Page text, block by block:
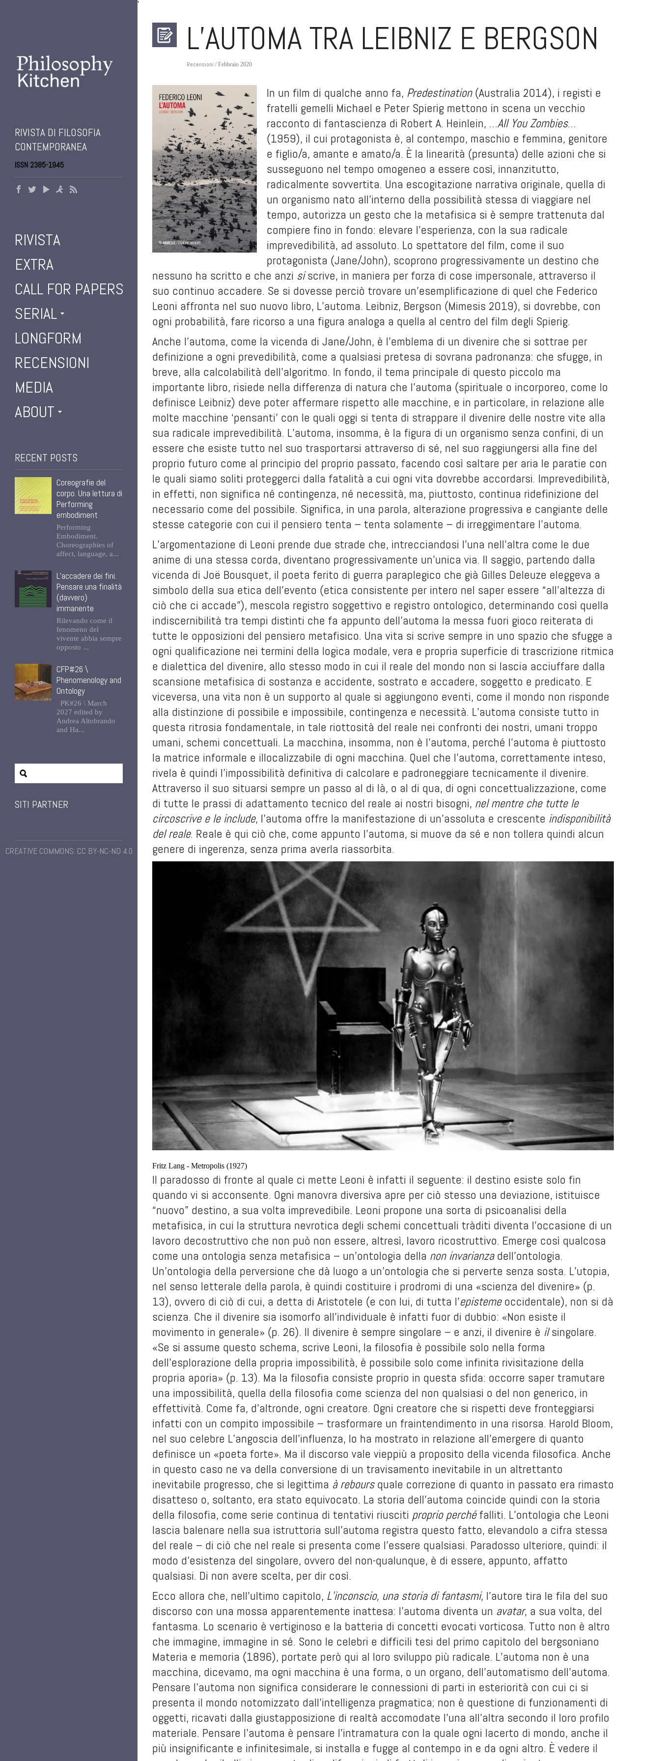
'
RIVISTA DI FILOSOFIA
CONTEMPORANEA
ISSN 2385-1945
RIVISTA
EXTRA
CALL FOR PAPERS
SERIAL
LONGFORM
RECENSIONI
MEDIA
ABOUT
RECENT POSTS
Coreografie del
corpo. Una lettura di
Performing
embodiment
Performing
Embodiment.
Choreographies of
affect, language, a...
L’accadere dei fini.
Pensare una finalità
(davvero)
immanente
Rilevando come il
fenomeno del
vivente abbia sempre
opposto ...
CFP#26 \
Phenomenology and
Ontology
PK#26 \ March
2027 edited by
Andrea Altobrando
and Ha...
SITI PARTNER
CREATIVE COMMONS: CC BY-NC-ND 4.0
L’AUTOMA TRA LEIBNIZ E BERGSON
Recensioni / Febbraio 2020
In un film di qualche anno fa, Predestination(Australia 2014), i registi e
fratelli gemelli Michael e Peter Spierig mettono in scena un vecchio
racconto di fantascienza di Robert A. Heinlein, …All You Zombies…
(1959), il cui protagonista è, al contempo, maschio e femmina, genitore
e figlio/a, amante e amato/a. È la linearità (presunta) delle azioni che si
susseguono nel tempo omogeneo a essere così, innanzitutto,
radicalmente sovvertita. Una escogitazione narrativa originale, quella di
un organismo nato all’interno della possibilità stessa di viaggiare nel
tempo, autorizza un gesto che la metafisica si è sempre trattenuta dal
compiere fino in fondo: elevare l’esperienza, con la sua radicale
imprevedibilità, ad assoluto. Lo spettatore del film, come il suo
protagonista (Jane/John), scoprono progressivamente un destino che
nessuno ha scritto e che anzi siscrive, in maniera per forza di cose impersonale, attraverso il
suo continuo accadere. Se si dovesse perciò trovare un’esemplificazione di quel che Federico
Leoni affronta nel suo nuovo libro, L’automa. Leibniz, Bergson (Mimesis 2019), si dovrebbe, con
ogni probabilità, fare ricorso a una figura analoga a quella al centro del film degli Spierig.
Anche l’automa, come la vicenda di Jane/John, è l’emblema di un divenire che si sottrae per
definizione a ogni prevedibilità, come a qualsiasi pretesa di sovrana padronanza: che sfugge, in
breve, alla calcolabilità dell’algoritmo. In fondo, il tema principale di questo piccolo ma
importante libro, risiede nella differenza di natura che l’automa (spirituale o incorporeo, come lo
definisce Leibniz) deve poter affermare rispetto alle macchine, e in particolare, in relazione alle
molte macchine ‘pensanti’ con le quali oggi si tenta di strappare il divenire delle nostre vite alla
sua radicale imprevedibilità. L’automa, insomma, è la figura di un organismo senza confini, di un
essere che esiste tutto nel suo trasportarsi attraverso di sé, nel suo raggiungersi alla fine del
proprio futuro come al principio del proprio passato, facendo così saltare per aria le paratie con
le quali siamo soliti proteggerci dalla fatalità a cui ogni vita dovrebbe accordarsi. Imprevedibilità,
in effetti, non significa né contingenza, né necessità, ma, piuttosto, continua ridefinizione del
necessario come del possibile. Significa, in una parola, alterazione progressiva e cangiante delle
stesse categorie con cui il pensiero tenta – tenta solamente – di irreggimentare l’automa.
L’argomentazione di Leoni prende due strade che, intrecciandosi l’una nell’altra come le due
anime di una stessa corda, diventano progressivamente un'unica via. Il saggio, partendo dalla
vicenda di Joë Bousquet, il poeta ferito di guerra paraplegico che già Gilles Deleuze eleggeva a
simbolo della sua etica dell’evento (etica consistente per intero nel saper essere “all’altezza di
ciò che ci accade”), mescola registro soggettivo e registro ontologico, determinando così quella
indiscernibilità tra tempi distinti che fa appunto dell’automa la messa fuori gioco reiterata di
tutte le opposizioni del pensiero metafisico. Una vita si scrive sempre in uno spazio che sfugge a
ogni qualificazione nei termini della logica modale, vera e propria superficie di trascrizione ritmica
e dialettica del divenire, allo stesso modo in cui il reale del mondo non si lascia acciuffare dalla
scansione metafisica di sostanza e accidente, sostrato e accadere, soggetto e predicato. E
viceversa, una vita non è un supporto al quale si aggiungono eventi, come il mondo non risponde
alla distinzione di possibile e impossibile, contingenza e necessità. L’automa consiste tutto in
questa ritrosia fondamentale, in tale riottosità del reale nei confronti dei nostri, umani troppo
umani, schemi concettuali. La macchina, insomma, non è l’automa, perché l’automa è piuttosto
la matrice informale e illocalizzabile di ogni macchina. Quel che l’automa, correttamente inteso,
rivela è quindi l’impossibilità definitiva di calcolare e padroneggiare tecnicamente il divenire.
Attraverso il suo situarsi sempre un passo al di là, o al di qua, di ogni concettualizzazione, come
di tutte le prassi di adattamento tecnico del reale ai nostri bisogni, nel mentre che tutte le
circoscrive e le include, l’automa offre la manifestazione di un’assoluta e crescente indisponibilità
del reale. Reale è qui ciò che, come appunto l’automa, si muove da sé e non tollera quindi alcun
genere di ingerenza, senza prima averla riassorbita.
Fritz Lang - Metropolis (1927)
Il paradosso di fronte al quale ci mette Leoni è infatti il seguente: il destino esiste solo fin
quando vi si acconsente. Ogni manovra diversiva apre per ciò stesso una deviazione, istituisce
“nuovo” destino, a sua volta imprevedibile. Leoni propone una sorta di psicoanalisi della
metafisica, in cui la struttura nevrotica degli schemi concettuali tràditi diventa l’occasione di un
lavoro decostruttivo che non può non essere, altresì, lavoro ricostruttivo. Emerge così qualcosa
come una ontologia senza metafisica – un’ontologia della non invarianzadell’ontologia.
Un’ontologia della perversione che dà luogo a un’ontologia che si perverte senza sosta. L’utopia,
nel senso letterale della parola, è quindi costituire i prodromi di una «scienza del divenire» (p.
13), ovvero di ciò di cui, a detta di Aristotele (e con lui, di tutta l’epistemeoccidentale), non si dà
scienza. Che il divenire sia isomorfo all’individuale è infatti fuor di dubbio: «Non esiste il
movimento in generale» (p. 26). Il divenire è sempre singolare – e anzi, il divenire è ilsingolare.
«Se si assume questo schema, scrive Leoni, la filosofia è possibile solo nella forma
dell’esplorazione della propria impossibilità, è possibile solo come infinita rivisitazione della
propria aporia» (p. 13). Ma la filosofia consiste proprio in questa sfida: occorre saper tramutare
una impossibilità, quella della filosofia come scienza del non qualsiasi o del non generico, in
effettività. Come fa, d’altronde, ogni creatore. Ogni creatore che si rispetti deve fronteggiarsi
infatti con un compito impossibile – trasformare un fraintendimento in una risorsa. Harold Bloom,
nel suo celebre L’angoscia dell’influenza, lo ha mostrato in relazione all’emergere di quanto
definisce un «poeta forte». Ma il discorso vale vieppiù a proposito della vicenda filosofica. Anche
in questo caso ne va della conversione di un travisamento inevitabile in un altrettanto
inevitabile progresso, che si legittima à reboursquale correzione di quanto in passato era rimasto
disatteso o, soltanto, era stato equivocato. La storia dell’automa coincide quindi con la storia
della filosofia, come serie continua di tentativi riusciti proprio perchéfalliti. L’ontologia che Leoni
lascia balenare nella sua istruttoria sull’automa registra questo fatto, elevandolo a cifra stessa
del reale – di ciò che nel reale si presenta come l’essere qualsiasi. Paradosso ulteriore, quindi: il
modo d’esistenza del singolare, ovvero del non-qualunque, è di essere, appunto, affatto
qualsiasi. Di non avere scelta, per dir così.
Ecco allora che, nell’ultimo capitolo, L’inconscio, una storia di fantasmi, l’autore tira le fila del suo
discorso con una mossa apparentemente inattesa: l’automa diventa un avatar, a sua volta, del
fantasma. Lo scenario è vertiginoso e la batteria di concetti evocati vorticosa. Tutto non è altro
Materia e memoria (1896), portate però qui al loro sviluppo più radicale. L’automa non è una
macchina, dicevamo, ma ogni macchina è una forma, o un organo, dell’automatismo dell’automa.
Pensare l’automa non significa considerare le connessioni di parti in esteriorità con cui ci si
presenta il mondo notomizzato dall’intelligenza pragmatica; non è questione di funzionamenti di
oggetti, ricavati dalla giustapposizione di realtà accomodate l’una all’altra secondo il loro profilo
materiale. Pensare l’automa è pensare l’intramatura con la quale ogni lacerto di mondo, anche il
più insignificante e infinitesimale, si installa e fugge al contempo in e da ogni altro. È vedere il